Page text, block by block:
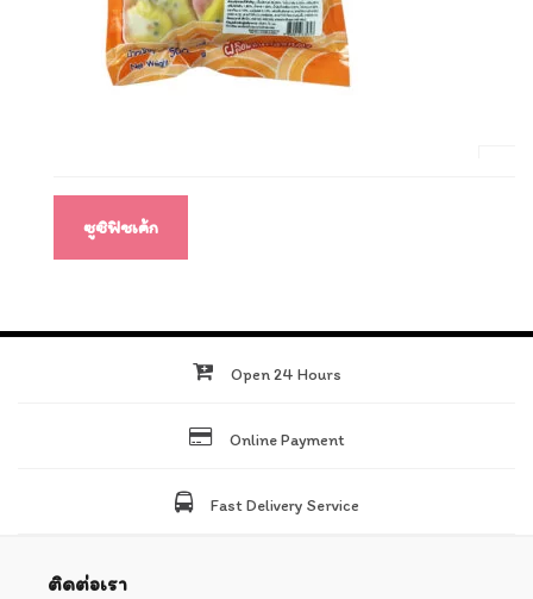
เรื่องซูซิฟิชเค้ก
Open 24 Hours
Online Payment
Fast Delivery Service
ติดต่อเรา